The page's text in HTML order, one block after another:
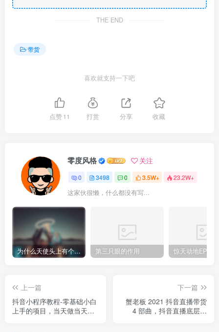
THE END
带货
喜欢就支持一下吧
点赞11 打赏 分享 收藏
零度风格 关注
0 3498 0 3.5W+ 23.2W+
这家伙很懒，什么都没有写...
为什么天使头上有个圈？ 第三只眼的作用
上一篇
抖音小程序教程-零基础小白
上手的项目，当天做当天赚
下一篇
蟹老板 2021 抖音直播带货
4 部曲，抖音直播底层逻